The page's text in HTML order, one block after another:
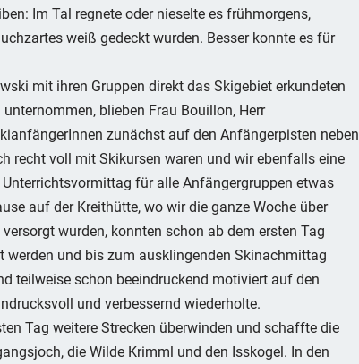
Im Tal regnete oder nieselte es frühmorgens,
weiß gedeckt wurden. Besser konnte es für
mit ihren Gruppen direkt das Skigebiet erkundeten
blieben Frau Bouillon, Herr
zunächst auf den Anfängerpisten neben
recht voll mit Skikursen waren und wir ebenfalls eine
für alle Anfängergruppen etwas
auf der Kreithütte, wo wir die ganze Woche über
wurden, konnten schon ab dem ersten Tag
und bis zum ausklingenden Skinachmittag
teilweise schon beeindruckend motiviert auf den
und verbessernd wiederholte.
Tag weitere Strecken überwinden und schaffte die
die Wilde Krimml und den Isskogel. In den